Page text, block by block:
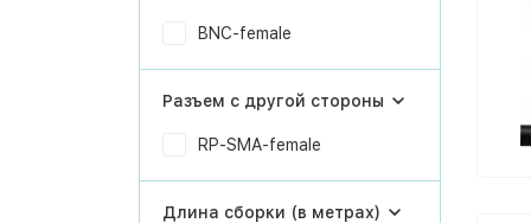
BNC-female
Разъем с другой стороны
RP-SMA-female
Длина сборки (в метрах)